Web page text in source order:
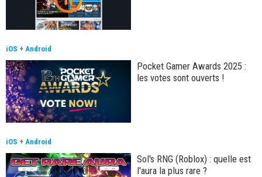
iOS + Android
Pocket Gamer Awards 2025 :
les votes sont ouverts !
iOS + Android
Sol's RNG (Roblox) : quelle est
l'aura la plus rare ?